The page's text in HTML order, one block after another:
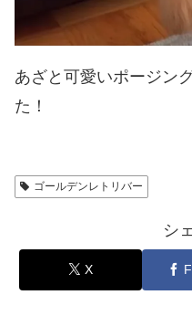
あざと可愛いポージン
た！
ゴールデンレトリバー
シ
X